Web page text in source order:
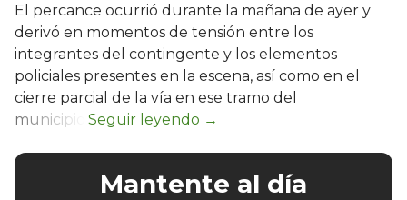
El percance ocurrió durante la mañana de ayer y
derivó en momentos de tensión entre los
integrantes del contingente y los elementos
policiales presentes en la escena, así como en el
cierre parcial de la vía en ese tramo del
municipio.
Mantente al día